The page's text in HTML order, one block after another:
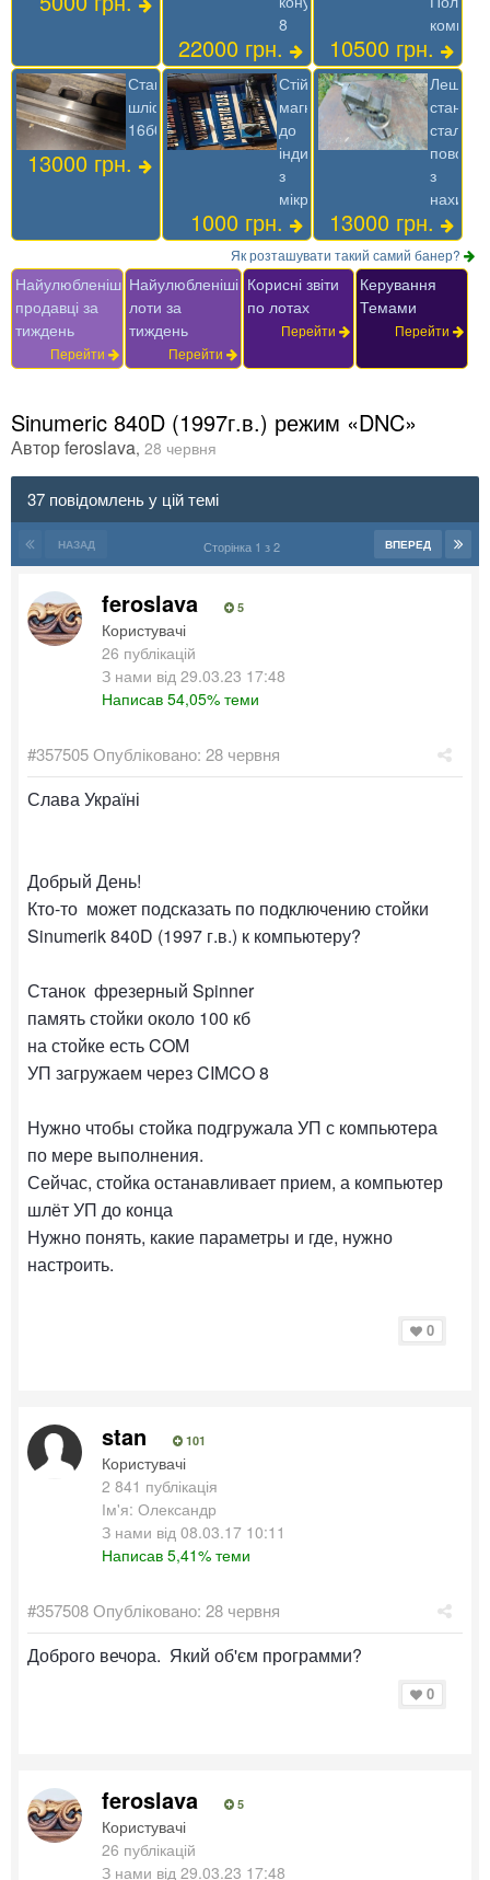
8
22000 грн. 10500 грн.
Станина
шліфована
16б05п
13000 грн.
Стійка
магнітна
до
індикатору
з
мікроподачей
1000 грн.
Лещата
станочні
сталеві
з
13000 грн.
Як розташувати такий самий банер?
Найулюбленіші
продавці за
тиждень
Перейти
Найулюбленіші
лоти за
тиждень
Перейти
Корисні звіти
по лотах
Перейти
Керування
Темами
Перейти
Sinumeric 840D (1997г.в.) режим «DNC»
Авторferoslava, 28 червня
37 повідомлень у цій темі
НАЗАД ВПЕРЕД
Сторінка 1 з 2
feroslava 5
Користувачі
26 публікацій
З нами від 29.03.23 17:48
Написав 54,05% теми
#357505Опубліковано: 28 червня
Слава Україні
Добрый День!
Кто-то может подсказать по подключению стойки
Sinumerik 840D (1997 г.в.) к компьютеру?
Станок фрезерный Spinner
память стойки около 100 кб
на стойке есть COM
УП загружаем через CIMCO 8
Нужно чтобы стойка подгружала УП с компьютера
по мере выполнения.
Сейчас, стойка останавливает прием, а компьютер
шлёт УП до конца
Нужно понять, какие параметры и где, нужно
настроить.
0
stan 101
Користувачі
2 841 публікація
Ім'я: Олександр
З нами від 08.03.17 10:11
Написав 5,41% теми
#357508Опубліковано: 28 червня
Доброго вечора. Який об'єм программи?
0
feroslava 5
Користувачі
26 публікацій
З нами від 29.03.23 17:48